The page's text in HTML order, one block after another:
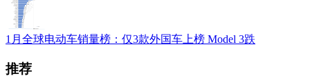
1月全球电动车销量榜：仅3款外国车上榜 Model 3跌
推荐